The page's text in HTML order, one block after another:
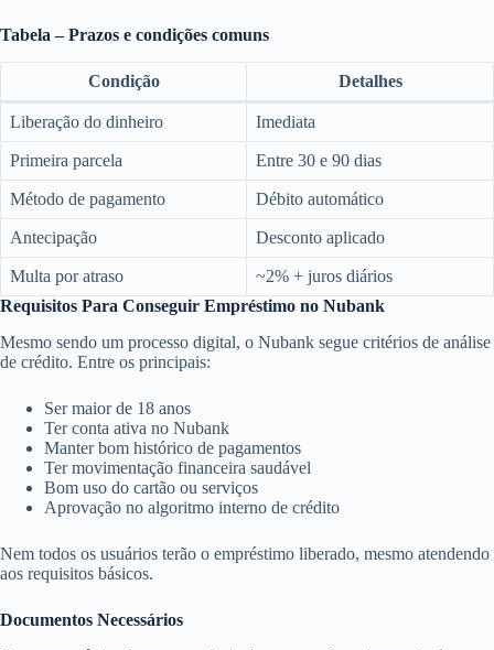
Tabela – Prazos e condições comuns
Condição Detalhes
Liberação do dinheiro Imediata
Primeira parcela Entre 30 e 90 dias
Método de pagamento Débito automático
Antecipação Desconto aplicado
Multa por atraso
~2% + juros diários
Requisitos Para Conseguir Empréstimo no Nubank
Mesmo sendo um processo digital, o Nubank segue critérios de análise
de crédito. Entre os principais:
Ser maior de 18 anos
Ter conta ativa no Nubank
Manter bom histórico de pagamentos
Ter movimentação financeira saudável
Bom uso do cartão ou serviços
Aprovação no algoritmo interno de crédito
Nem todos os usuários terão o empréstimo liberado, mesmo atendendo
aos requisitos básicos.
Documentos Necessários